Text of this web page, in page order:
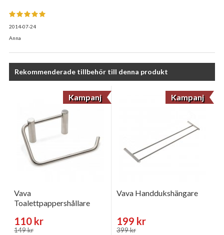
2014-07-24
Anna
Rekommenderade tillbehör till denna produkt
Kampanj
Vava
Toalettpappershållare
110 kr
149 kr
Kampanj
Vava Handdukshängare
199 kr
399 kr